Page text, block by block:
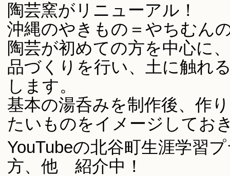
陶芸窯がリニューアル！
沖縄のやきもの＝やちむん
陶芸が初めての方を中心に
品づくりを行い、土に触れ
します。
基本の湯呑みを制作後、作
たいものをイメージしてお
YouTubeの北谷町生涯学習
方、他 紹介中！